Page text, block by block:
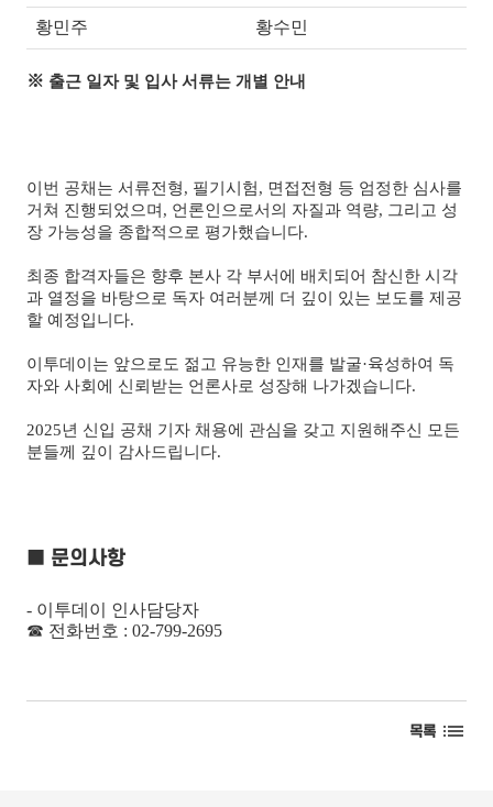
황민주 황수민
※ 출근 일자 및 입사 서류는 개별 안내
이번 공채는 서류전형, 필기시험, 면접전형 등 엄정한 심사를
거쳐 진행되었으며, 언론인으로서의 자질과 역량, 그리고 성
장 가능성을 종합적으로 평가했습니다.
최종 합격자들은 향후 본사 각 부서에 배치되어 참신한 시각
과 열정을 바탕으로 독자 여러분께 더 깊이 있는 보도를 제공
할 예정입니다.
이투데이는 앞으로도 젊고 유능한 인재를 발굴·육성하여 독
자와 사회에 신뢰받는 언론사로 성장해 나가겠습니다.
2025년 신입 공채 기자 채용에 관심을 갖고 지원해주신 모든
분들께 깊이 감사드립니다.
■ 문의사항
- 이투데이 인사담당자
☎ 전화번호 : 02-799-2695
목록